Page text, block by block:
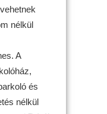
nélkül
A
és
nélkül